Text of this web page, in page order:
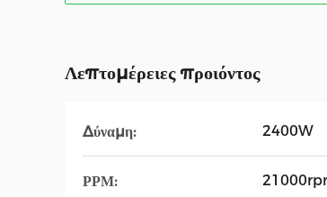
Λεπτομέρειες προιόντος
Δύναμη: 2400W
ΡΡΜ: